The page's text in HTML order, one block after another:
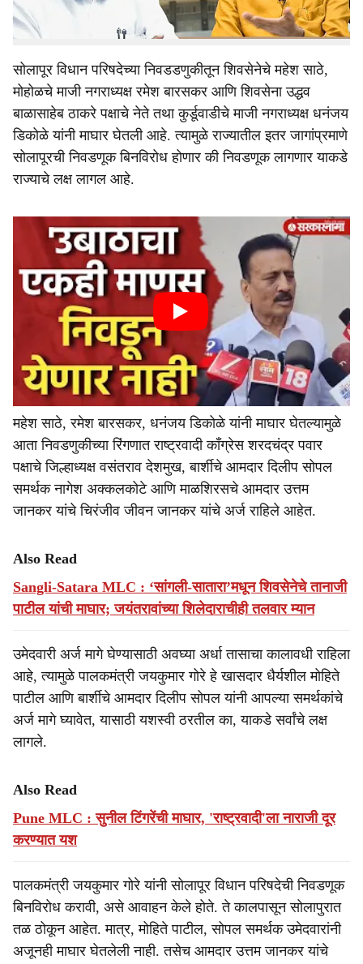
जानकर यांच्या निर्णयाकडे सर्वांचे लक्ष आहे.
सोलापूर विधान परिषदेच्या निवडडणुकीतून शिवसेनेचे महेश साठे,
मोहोळचे माजी नगराध्यक्ष रमेश बारसकर आणि शिवसेना उद्धव
बाळासाहेब ठाकरे पक्षाचे नेते तथा कुर्डूवाडीचे माजी नगराध्यक्ष धनंजय
डिकोळे यांनी माघार घेतली आहे. त्यामुळे राज्यातील इतर जागांप्रमाणे
सोलापूरची निवडणूक बिनविरोध होणार की निवडणूक लागणार याकडे
राज्याचे लक्ष लागल आहे.
महेश साठे, रमेश बारसकर, धनंजय डिकोळे यांनी माघार घेतल्यामुळे
आता निवडणुकीच्या रिंगणात राष्ट्रवादी काँग्रेस शरदचंद्र पवार
पक्षाचे जिल्हाध्यक्ष वसंतराव देशमुख, बार्शीचे आमदार दिलीप सोपल
समर्थक नागेश अक्कलकोटे आणि माळशिरसचे आमदार उत्तम
जानकर यांचे चिरंजीव जीवन जानकर यांचे अर्ज राहिले आहेत.
Also Read
Sangli-Satara MLC : ‘सांगली-सातारा’मधून शिवसेनेचे तानाजी
पाटील यांची माघार; जयंतरावांच्या शिलेदाराचीही तलवार म्यान
उमेदवारी अर्ज मागे घेण्यासाठी अवघ्या अर्धा तासाचा कालावधी राहिला
आहे, त्यामुळे पालकमंत्री जयकुमार गोरे हे खासदार धैर्यशील मोहिते
पाटील आणि बार्शीचे आमदार दिलीप सोपल यांनी आपल्या समर्थकांचे
अर्ज मागे घ्यावेत, यासाठी यशस्वी ठरतील का, याकडे सर्वांचे लक्ष
लागले.
Also Read
Pune MLC : सुनील टिंगरेंची माघार, 'राष्ट्रवादी'ला नाराजी दूर
करण्यात यश
पालकमंत्री जयकुमार गोरे यांनी सोलापूर विधान परिषदेची निवडणूक
बिनविरोध करावी, असे आवाहन केले होते. ते कालपासून सोलापुरात
तळ ठोकून आहेत. मात्र, मोहिते पाटील, सोपल समर्थक उमेदवारांनी
अजूनही माघार घेतलेली नाही. तसेच आमदार उत्तम जानकर यांचे